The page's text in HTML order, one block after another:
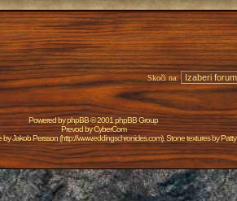
Skoči na:
Powered byphpBB© 2001 phpBB Group
Prevod byCyberCom
byJakob Persson(http://www.eddingschronicles.com). Stone textures by